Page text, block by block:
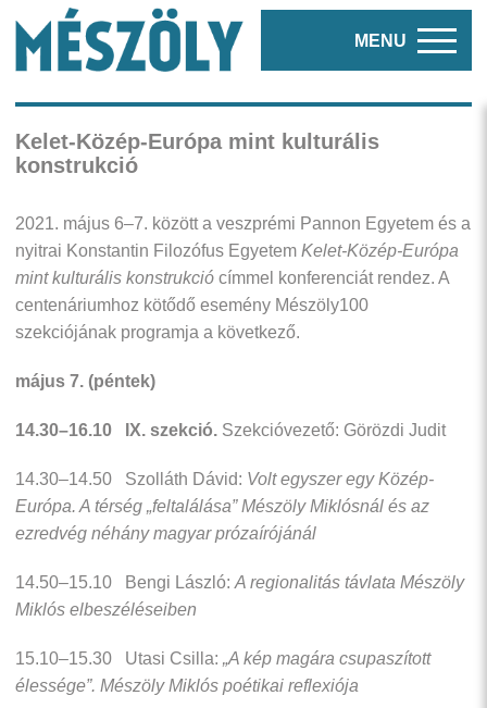
MENU
Kelet-Közép-Európa mint kulturális
konstrukció
2021. május 6–7. között a veszprémi Pannon Egyetem és a
nyitrai Konstantin Filozófus Egyetem Kelet-Közép-Európa
mint kulturális konstrukció címmel konferenciát rendez. A
centenáriumhoz kötődő esemény Mészöly100
szekciójának programja a következő.
május 7. (péntek)
14.30–16.10 IX. szekció. Szekcióvezető: Görözdi Judit
14.30–14.50 Szolláth Dávid: Volt egyszer egy Közép-
Európa. A térség „feltalálása” Mészöly Miklósnál és az
ezredvég néhány magyar prózaírójánál
14.50–15.10 Bengi László: A regionalitás távlata Mészöly
Miklós elbeszéléseiben
15.10–15.30 Utasi Csilla: „A kép magára csupaszított
élessége”. Mészöly Miklós poétikai reflexiója